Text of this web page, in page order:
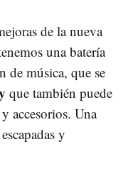
de la nueva
una batería
de música, que se
que también puede
accesorios. Una
y